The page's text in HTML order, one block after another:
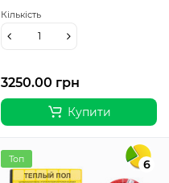
3250.00 грн
Кількість
Купити
6
Топ